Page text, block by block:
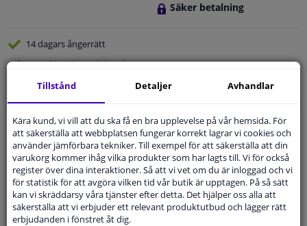
Säker betalning
14 dagarsångerrätt
Beställsmidigt och betala tryggt
Leverans inom 3 dagar
ExpertKundservice
Kundservice:Inte Tillgänglig Via Telefon
Ställ din fråga hos våra produktspecialister.
Frågor Och Svar
Tillstånd Detaljer Avhandlar
Kära kund, vi vill att du ska få en bra upplevelse på vår hemsida. För
att säkerställa att webbplatsen fungerar korrekt lagrar vi cookies och
använder jämförbara tekniker. Till exempel för att säkerställa att din
varukorg kommer ihåg vilka produkter som har lagts till. Vi för också
register över dina interaktioner. Så att vi vet om du är inloggad och vi
för statistik för att avgöra vilken tid vår butik är upptagen. På så sätt
kan vi skräddarsy våra tjänster efter detta. Det hjälper oss alla att
säkerställa att vi erbjuder ett relevant produktutbud och lägger rätt
erbjudanden i fönstret åt dig.